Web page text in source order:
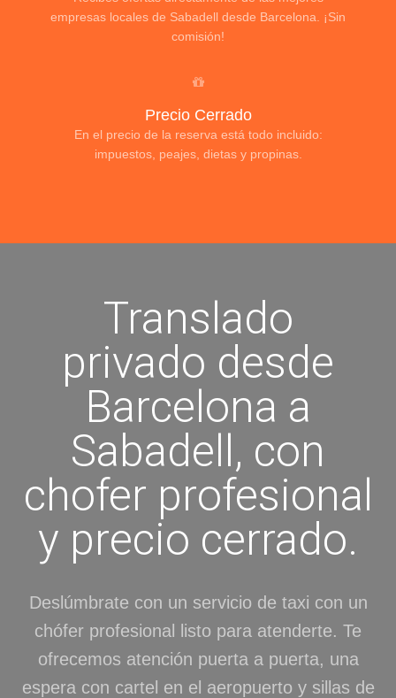
empresas locales de Sabadell desde Barcelona. ¡Sin
comisión!
Precio Cerrado
En el precio de la reserva está todo incluido:
impuestos, peajes, dietas y propinas.
Translado
privado desde
Barcelona a
Sabadell, con
chofer profesional
y precio cerrado.
Deslúmbrate con un servicio de taxi con un
chófer profesional listo para atenderte. Te
ofrecemos atención puerta a puerta, una
espera con cartel en el aeropuerto y sillas de